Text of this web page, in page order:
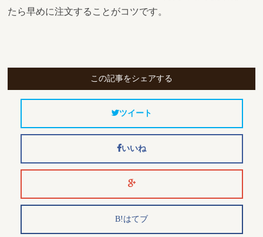
たら早めに注文することがコツです。
この記事をシェアする
ツイート
いいね
B!はてブ